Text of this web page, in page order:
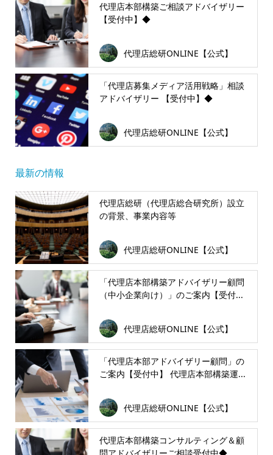
代理店本部構築ご相談アドバイザリー
【受付中】◆
代理店総研ONLINE【公式】
「代理店募集メディア活用戦略」相談
アドバイザリー 【受付中】◆
代理店総研ONLINE【公式】
最新の情報
代理店総研（代理店総合研究所）設立
の背景、事業内容等
代理店総研ONLINE【公式】
「代理店本部構築アドバイザリー顧問
（中小企業向け）」のご案内【受付...
代理店総研ONLINE【公式】
「代理店本部アドバイザリー顧問」の
ご案内【受付中】 代理店本部構築運...
代理店総研ONLINE【公式】
代理店本部構築コンサルティング＆顧